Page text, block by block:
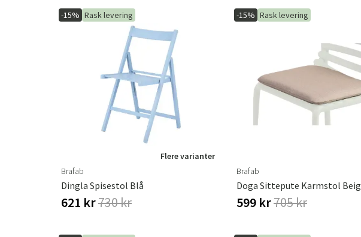
-15% Rask levering
Flere varianter
Brafab
Dingla Spisestol Blå
621 kr730 kr
-15% Rask levering
Brafab
599 kr705 kr